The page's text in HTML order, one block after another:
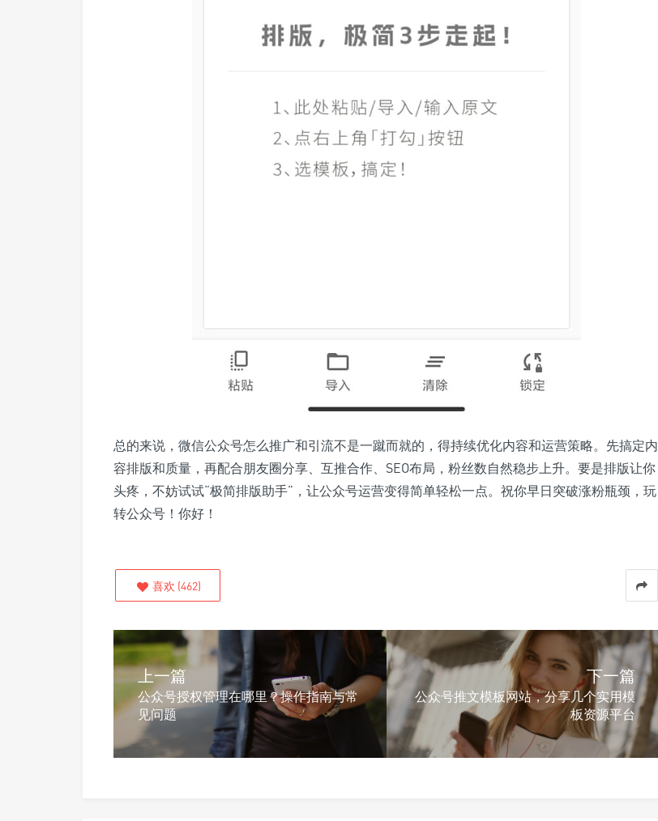
总的来说，微信公众号怎么推广和引流不是一蹴而就的，得持续优化内容和运营策略。先搞定内
容排版和质量，再配合朋友圈分享、互推合作、SEO布局，粉丝数自然稳步上升。要是排版让你
头疼，不妨试试“极简排版助手”，让公众号运营变得简单轻松一点。祝你早日突破涨粉瓶颈，玩
转公众号！你好！
喜欢 (462)
上一篇
公众号授权管理在哪里？操作指南与常
见问题
下一篇
公众号推文模板网站，分享几个实用模
板资源平台